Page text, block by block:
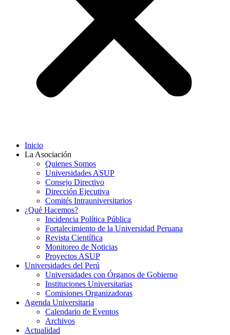
Inicio
La Asociación
Quienes Somos
Universidades ASUP
Consejo Directivo
Dirección Ejecutiva
Comités Intrauniversitarios
¿Qué Hacemos?
Incidencia Política Pública
Fortalecimiento de la Universidad Peruana
Revista Científica
Monitoreo de Noticias
Proyectos ASUP
Universidades del Perú
Universidades con Órganos de Gobierno
Instituciones Universitarias
Comisiones Organizadoras
Agenda Universitaria
Calendario de Eventos
Archivos
Actualidad